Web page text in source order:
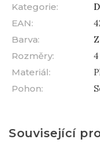
Kategorie:
EAN:
Barva:
Rozměry:
Materiál:
Pohon:
Související